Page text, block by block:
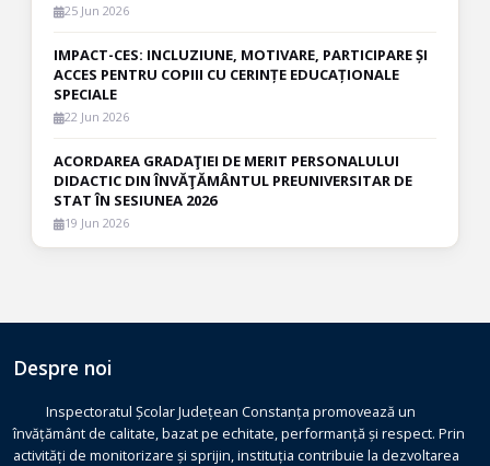
25 Jun 2026
IMPACT-CES: INCLUZIUNE, MOTIVARE, PARTICIPARE ȘI
ACCES PENTRU COPIII CU CERINȚE EDUCAȚIONALE
SPECIALE
22 Jun 2026
ACORDAREA GRADAŢIEI DE MERIT PERSONALULUI
DIDACTIC DIN ÎNVĂŢĂMÂNTUL PREUNIVERSITAR DE
STAT ÎN SESIUNEA 2026
19 Jun 2026
Despre noi
Inspectoratul Școlar Județean Constanța promovează un
învățământ de calitate, bazat pe echitate, performanță și respect. Prin
activități de monitorizare și sprijin, instituția contribuie la dezvoltarea